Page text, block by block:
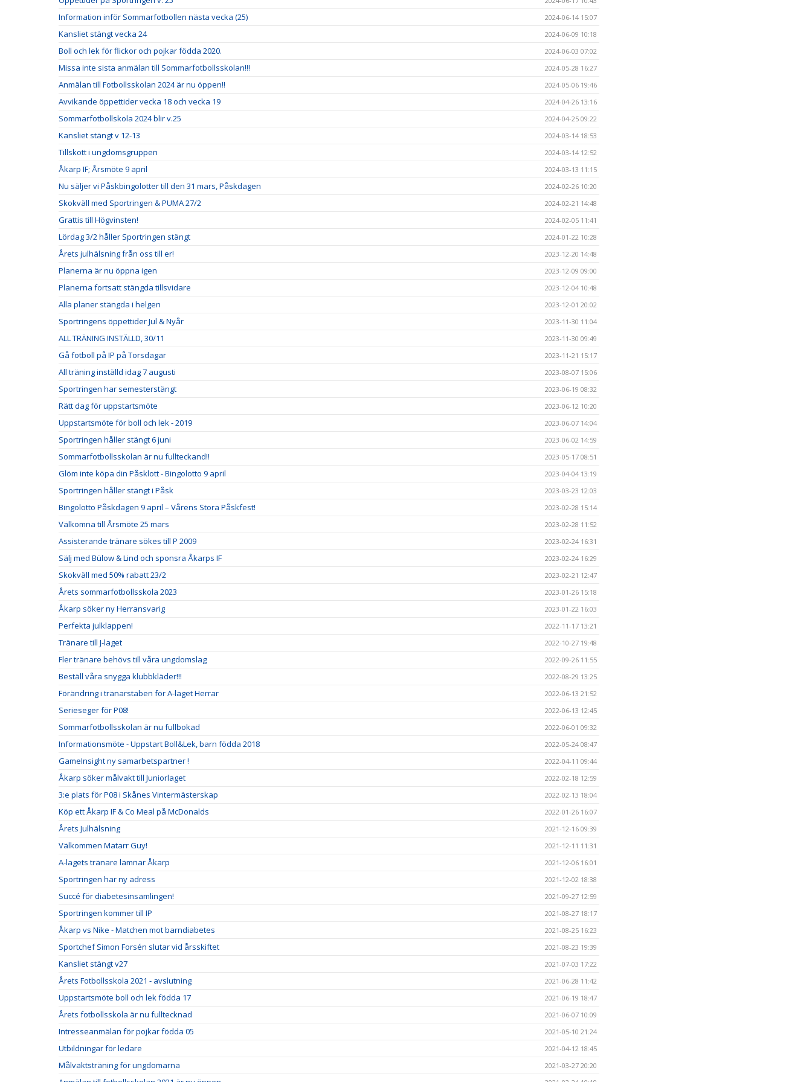
Information inför Sommarfotbollen nästa vecka (25) 2024-06-14 15:07
Kansliet stängt vecka 24 2024-06-09 10:18
Boll och lek för flickor och pojkar födda 2020. 2024-06-03 07:02
Missa inte sista anmälan till Sommarfotbollsskolan!!! 2024-05-28 16:27
Anmälan till Fotbollsskolan 2024 är nu öppen!! 2024-05-06 19:46
Avvikande öppettider vecka 18 och vecka 19 2024-04-26 13:16
Sommarfotbollskola 2024 blir v.25 2024-04-25 09:22
Kansliet stängt v 12-13 2024-03-14 18:53
Tillskott i ungdomsgruppen 2024-03-14 12:52
Åkarp IF; Årsmöte 9 april 2024-03-13 11:15
Nu säljer vi Påskbingolotter till den 31 mars, Påskdagen 2024-02-26 10:20
Skokväll med Sportringen & PUMA 27/2 2024-02-21 14:48
Grattis till Högvinsten! 2024-02-05 11:41
Lördag 3/2 håller Sportringen stängt 2024-01-22 10:28
Årets julhälsning från oss till er! 2023-12-20 14:48
Planerna är nu öppna igen 2023-12-09 09:00
Planerna fortsatt stängda tillsvidare 2023-12-04 10:48
Alla planer stängda i helgen 2023-12-01 20:02
Sportringens öppettider Jul & Nyår 2023-11-30 11:04
ALL TRÄNING INSTÄLLD, 30/11 2023-11-30 09:49
Gå fotboll på IP på Torsdagar 2023-11-21 15:17
All träning inställd idag 7 augusti 2023-08-07 15:06
Sportringen har semesterstängt 2023-06-19 08:32
Rätt dag för uppstartsmöte 2023-06-12 10:20
Uppstartsmöte för boll och lek - 2019 2023-06-07 14:04
Sportringen håller stängt 6 juni 2023-06-02 14:59
Sommarfotbollsskolan är nu fullteckand!! 2023-05-17 08:51
Glöm inte köpa din Påsklott - Bingolotto 9 april 2023-04-04 13:19
Sportringen håller stängt i Påsk 2023-03-23 12:03
Bingolotto Påskdagen 9 april – Vårens Stora Påskfest! 2023-02-28 15:14
Välkomna till Årsmöte 25 mars 2023-02-28 11:52
Assisterande tränare sökes till P 2009 2023-02-24 16:31
Sälj med Bülow & Lind och sponsra Åkarps IF 2023-02-24 16:29
Skokväll med 50% rabatt 23/2 2023-02-21 12:47
Årets sommarfotbollsskola 2023 2023-01-26 15:18
Åkarp söker ny Herransvarig 2023-01-22 16:03
Perfekta julklappen! 2022-11-17 13:21
Tränare till J-laget 2022-10-27 19:48
Fler tränare behövs till våra ungdomslag 2022-09-26 11:55
Beställ våra snygga klubbkläder!!! 2022-08-29 13:25
Förändring i tränarstaben för A-laget Herrar 2022-06-13 21:52
Serieseger för P08! 2022-06-13 12:45
Sommarfotbollsskolan är nu fullbokad 2022-06-01 09:32
Informationsmöte - Uppstart Boll&Lek, barn födda 2018 2022-05-24 08:47
GameInsight ny samarbetspartner ! 2022-04-11 09:44
Åkarp söker målvakt till Juniorlaget 2022-02-18 12:59
3:e plats för P08 i Skånes Vintermästerskap 2022-02-13 18:04
Köp ett Åkarp IF & Co Meal på McDonalds 2022-01-26 16:07
Årets Julhälsning 2021-12-16 09:39
Välkommen Matarr Guy! 2021-12-11 11:31
A-lagets tränare lämnar Åkarp 2021-12-06 16:01
Sportringen har ny adress 2021-12-02 18:38
Succé för diabetesinsamlingen! 2021-09-27 12:59
Sportringen kommer till IP 2021-08-27 18:17
Åkarp vs Nike - Matchen mot barndiabetes 2021-08-25 16:23
Sportchef Simon Forsén slutar vid årsskiftet 2021-08-23 19:39
Kansliet stängt v27 2021-07-03 17:22
Årets Fotbollsskola 2021 - avslutning 2021-06-28 11:42
Uppstartsmöte boll och lek födda 17 2021-06-19 18:47
Årets fotbollsskola är nu fulltecknad 2021-06-07 10:09
Intresseanmälan för pojkar födda 05 2021-05-10 21:24
Utbildningar för ledare 2021-04-12 18:45
Målvaktsträning för ungdomarna 2021-03-27 20:20